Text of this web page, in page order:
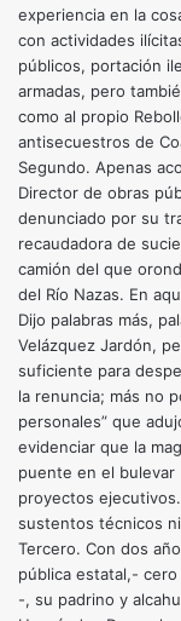
experiencia en la
con actividades
públicos, portación
armadas, pero
como al propio
antisecuestros de
Segundo. Apenas
Director de obras
denunciado por su
recaudadora de
camión del que
del Río Nazas. En
Dijo palabras más,
Velázquez Jardón,
suficiente para
la renuncia; más no
personales” que
evidenciar que la
puente en el bulevar
proyectos
sustentos técnicos
Tercero. Con dos
pública estatal,- cero
-, su padrino y